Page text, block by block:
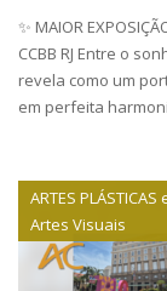
✨ MAIOR
CCBB RJ Entre o
revela como um
em perfeita
ARTES
Artes Visuais